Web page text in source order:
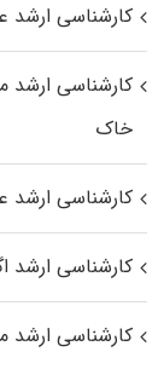
کارشناسی ارشد
کارشناسی ارشد
خاک
کارشناسی ارشد
کارشناسی ارشد
کارشناسی ارشد